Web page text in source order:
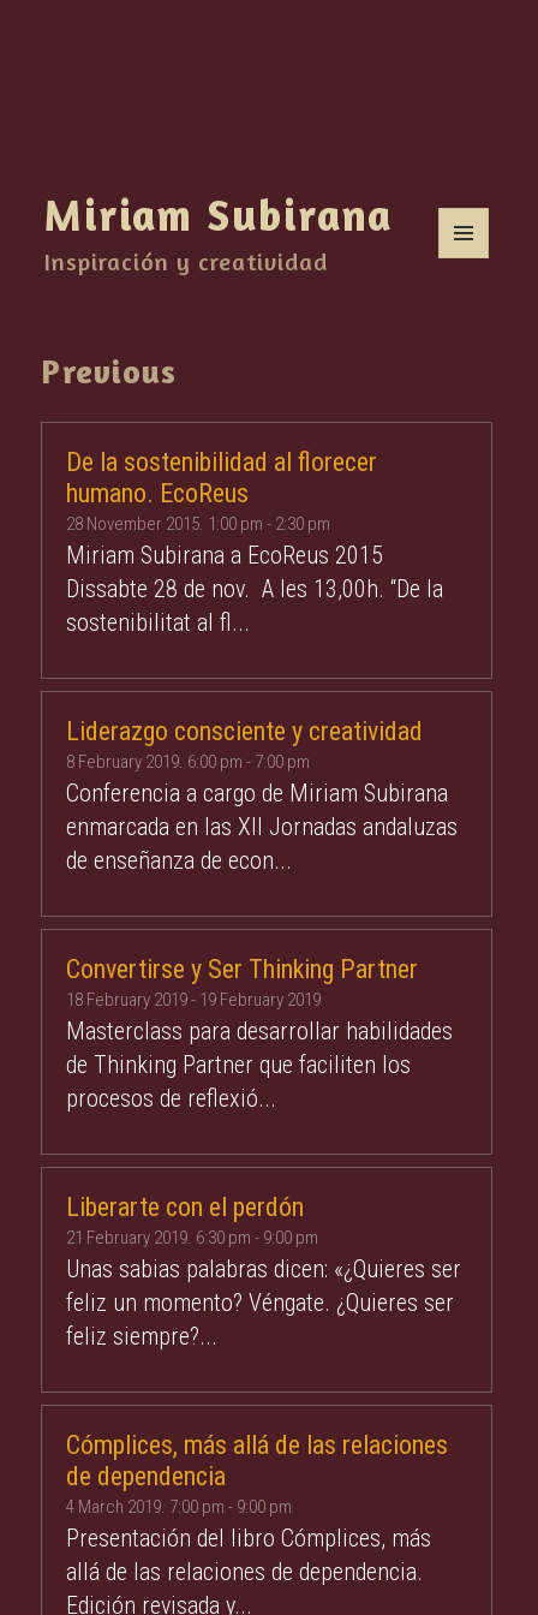
Miriam Subirana
Inspiración y creatividad
Previous
De la sostenibilidad al florecer
humano. EcoReus
28 November 2015. 1:00 pm - 2:30 pm
Miriam Subirana a EcoReus 2015
Dissabte 28 de nov. A les 13,00h. “De la
sostenibilitat al fl...
Liderazgo consciente y creatividad
8 February 2019. 6:00 pm - 7:00 pm
Conferencia a cargo de Miriam Subirana
enmarcada en las XII Jornadas andaluzas
de enseñanza de econ...
Convertirse y Ser Thinking Partner
18 February 2019- 19 February 2019
Masterclass para desarrollar habilidades
de Thinking Partner que faciliten los
procesos de reflexió...
Liberarte con el perdón
21 February 2019. 6:30 pm - 9:00 pm
Unas sabias palabras dicen: «¿Quieres ser
feliz un momento? Véngate. ¿Quieres ser
feliz siempre?...
Cómplices, más allá de las relaciones
de dependencia
4 March 2019. 7:00 pm - 9:00 pm
Presentación del libro Cómplices, más
allá de las relaciones de dependencia.
Edición revisada y...